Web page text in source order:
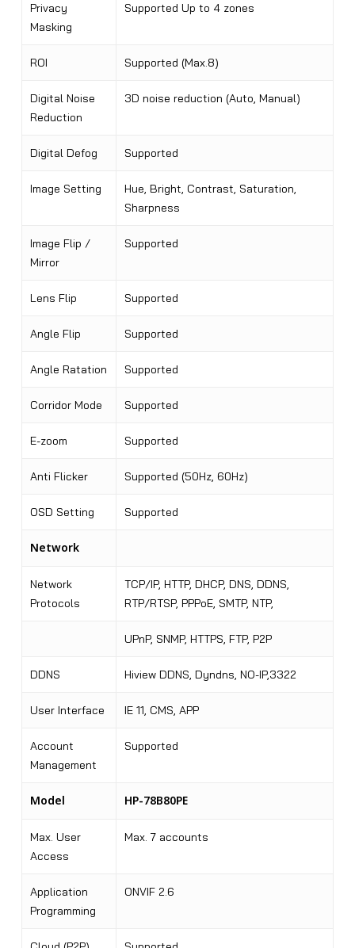
Privacy
Masking
Supported Up to 4 zones
ROI Supported (Max.8)
Digital Noise
Reduction
3D noise reduction (Auto, Manual)
Digital Defog Supported
Image Setting
Hue, Bright, Contrast, Saturation,
Sharpness
Image Flip /
Mirror
Supported
Lens Flip Supported
Angle Flip Supported
Angle Ratation Supported
Corridor Mode Supported
E-zoom Supported
Anti Flicker Supported (50Hz, 60Hz)
OSD Setting Supported
Network
Network
Protocols
TCP/IP, HTTP, DHCP, DNS, DDNS,
RTP/RTSP, PPPoE, SMTP, NTP,
UPnP, SNMP, HTTPS, FTP, P2P
DDNS Hiview DDNS, Dyndns, NO-IP,3322
User Interface IE 11, CMS, APP
Account
Management
Supported
Model HP-78B80PE
Max. User
Access
Max. 7 accounts
Application
Programming
ONVIF 2.6